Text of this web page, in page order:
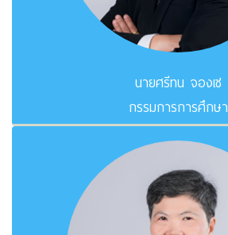
นายศรีทน จองเซ
กรรมการการศึกษา